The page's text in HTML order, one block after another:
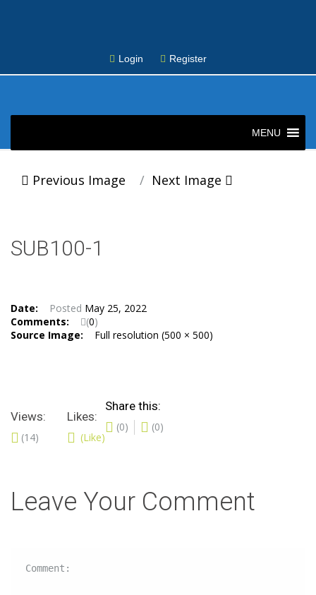
Login Register
Skip
MENU
PostPrevious Image Next Image
SUB100-1
Date: Posted May 25, 2022
Comments:
(0)
Source Image:
Full resolution (500 × 500)
Share this:
(0) (0)
Views:
(14)
Likes:
(Like)
Leave Your Comment